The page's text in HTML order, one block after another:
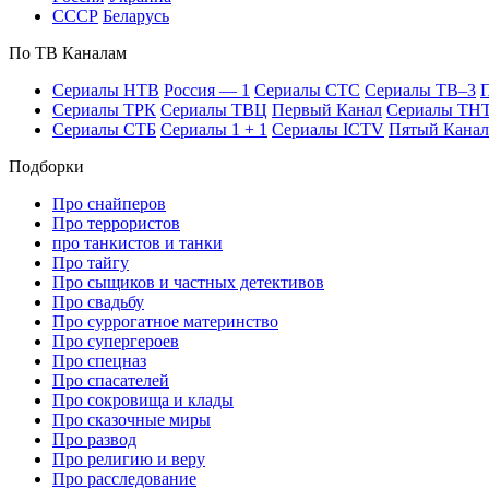
СССР Бе­ла­русь
По ТВ Ка­на­лам
Се­риа­лы НТВ Рос­сия — 1 Се­риа­лы СТС Се­риа­лы ТВ–3
Се­риа­лы ТРК Се­риа­лы ТВЦ Пер­вый Ка­нал Се­риа­лы
Се­риа­лы СТБ Се­риа­лы 1 + 1 Се­риа­лы ICTV Пя­тый Ка­нал
Подборки
Про снайперов
Про террористов
про танкистов и танки
Про тайгу
Про сыщиков и частных детективов
Про свадьбу
Про суррогатное материнство
Про супергероев
Про спецназ
Про спасателей
Про сокровища и клады
Про сказочные миры
Про развод
Про религию и веру
Про расследование